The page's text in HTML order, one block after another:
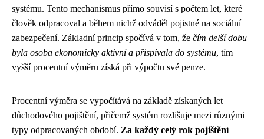
systému. Tento mechanismus přímo souvisí s počtem let, které
člověk odpracoval a během nichž odváděl pojistné na sociální
zabezpečení. Základní princip spočívá v tom, že čím delší dobu
byla osoba ekonomicky aktivní a přispívala do systému, tím
vyšší procentní výměru získá při výpočtu své penze.
Procentní výměra se vypočítává na základě získaných let
důchodového pojištění, přičemž systém rozlišuje mezi různými
typy odpracovaných období. Za každý celý rok pojištění